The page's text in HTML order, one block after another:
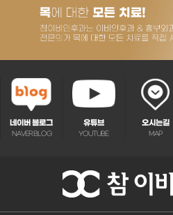
네이버 블로그
NAVER BLOG
유튜브
YOUTUBE
오시는길
MAP